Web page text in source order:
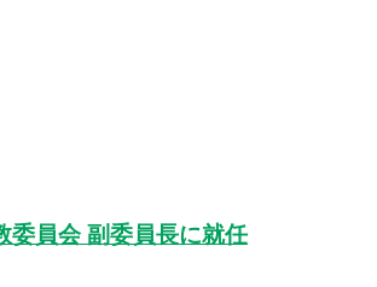
委員会 副委員長に就任